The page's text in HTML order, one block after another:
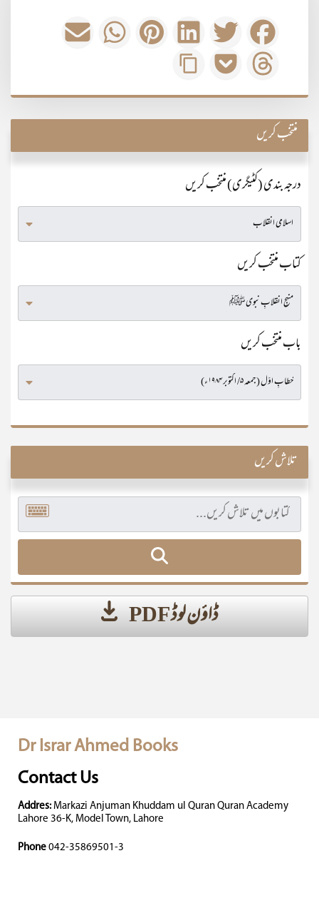
منتخب کریں
درجہ بندی (کٹیگری) منتخب کریں
کتاب منتخب کریں
باب منتخب کریں
تلاش کریں
ڈاؤن لوڈ PDF
Dr Israr Ahmed Books
Contact Us
Addres: Markazi Anjuman Khuddam ul Quran Quran Academy
Lahore 36-K, Model Town, Lahore
Phone 042-35869501-3